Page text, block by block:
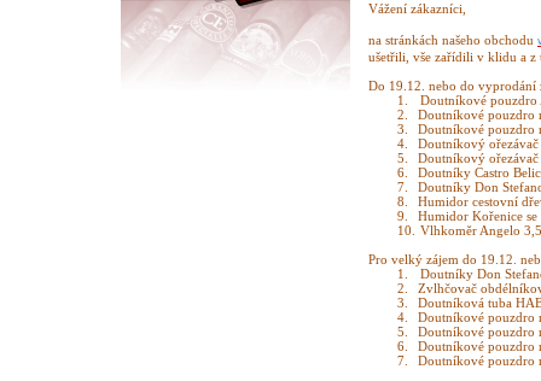
Vážení zákazníci,
na stránkách našeho obchodu
ušetřili, vše zařídili v klidu a z
Do 19.12. nebo do vyprodání
1.
Doutníkové pouzdro
2.
Doutníkové pouzdro
3.
Doutníkové pouzdro
4.
Doutníkový
5.
Doutníkový ořezávač
6.
Doutníky Castro
7.
Doutníky Don
8.
Humidor cestovní
9.
Humidor Kořenice se
10.
Vlhkoměr Angelo
Pro velký zájem do 19.12.
1.
Doutníky Don
2.
Zvlhčovač
3.
Doutníková tuba
4.
Doutníkové pouzdro
5.
Doutníkové pouzdro
6.
Doutníkové pouzdro
7.
Doutníkové pouzdro